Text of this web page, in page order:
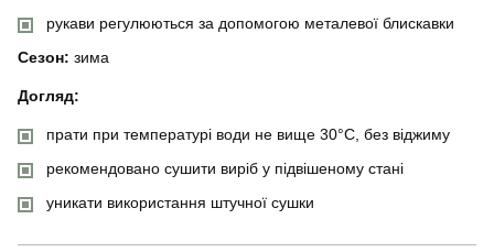
рукави регулюються за допомогою металевої блискавки
Сезон: зима
Догляд:
прати при температурі води не вище 30°C, без віджиму
рекомендовано сушити виріб у підвішеному стані
уникати використання штучної сушки